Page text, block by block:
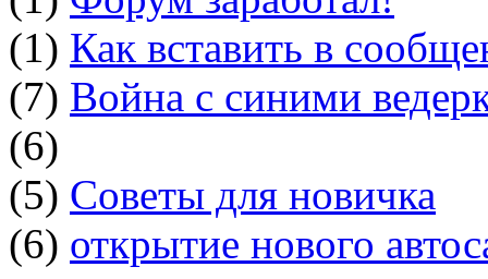
(1) Как вставить в
(7) Война с синими
(6)
(5) Советы для новичка
(6) открытие нового